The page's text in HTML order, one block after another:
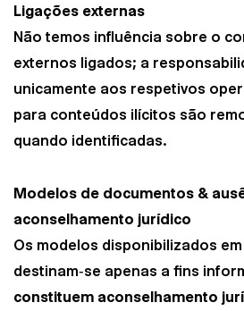
Ligações externas
Não temos influência sobre o
externos ligados; a
unicamente aos respetivos
para conteúdos ilícitos são
quando identificadas.
Modelos de documentos &
aconselhamento jurídico
Os modelos disponibilizados
destinam‑se apenas a fins
constituem aconselhamento